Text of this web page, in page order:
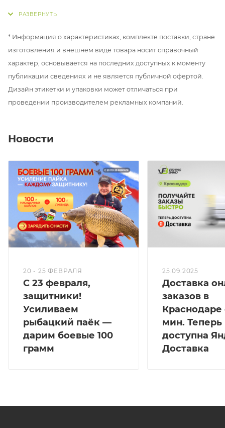
лучшую засечку. Крючок с широким зевом, имеет
в том числе с флюорокарбоновыми материалами.
* Информация о характеристиках, комплекте поставки, стране
изготовления и внешнем виде товара носит справочный
характер, основывается на последних доступных к моменту
публикации сведениях и не является публичной офертой.
Дизайн этикетки и упаковки может отличаться при
проведении производителем рекламных компаний.
Новости
20 - 25 ФЕВРАЛЯ
С 23 февраля,
защитники!
Усиливаем
рыбацкий паёк —
дарим боевые 100
грамм
25.09.2025
Доставка
заказов в
Краснодаре
мин. Теперь
доступна
Доставка